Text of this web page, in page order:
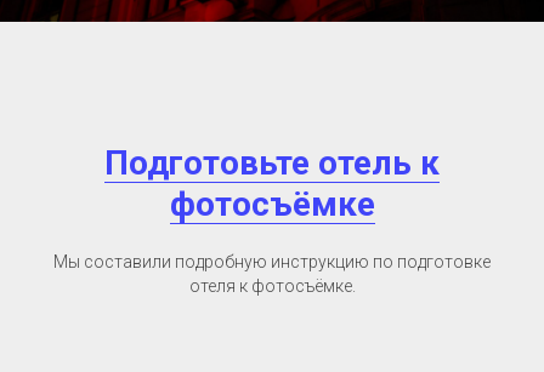
Подготовьте отель к
фотосъёмке
Мы составили подробную инструкцию по подготовке
отеля к фотосъёмке.